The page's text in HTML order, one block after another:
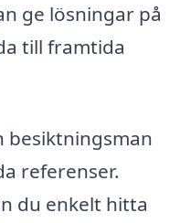
ge lösningar på
till framtida
besiktningsman
referenser.
du enkelt hitta